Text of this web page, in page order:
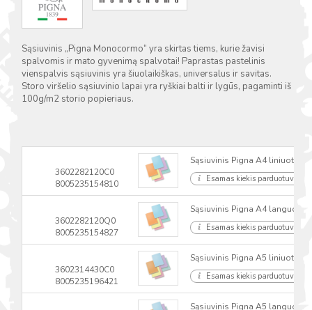
Sąsiuvinis „Pigna Monocormo“ yra skirtas tiems, kurie žavisi
spalvomis ir mato gyvenimą spalvotai! Paprastas pastelinis
vienspalvis sąsiuvinis yra šiuolaikiškas, universalus ir savitas.
Storo viršelio sąsiuvinio lapai yra ryškiai balti ir lygūs, pagaminti iš
100g/m2 storio popieriaus.
3602282120C0
8005235154810
Sąsiuvinis Pigna A4 liniuotas
Esamas kiekis parduotuvėse
3602282120Q0
8005235154827
Sąsiuvinis Pigna A4
Esamas kiekis parduotuvėse
3602314430C0
8005235196421
Sąsiuvinis Pigna A5 liniuotas
Esamas kiekis parduotuvėse
Sąsiuvinis Pigna A5